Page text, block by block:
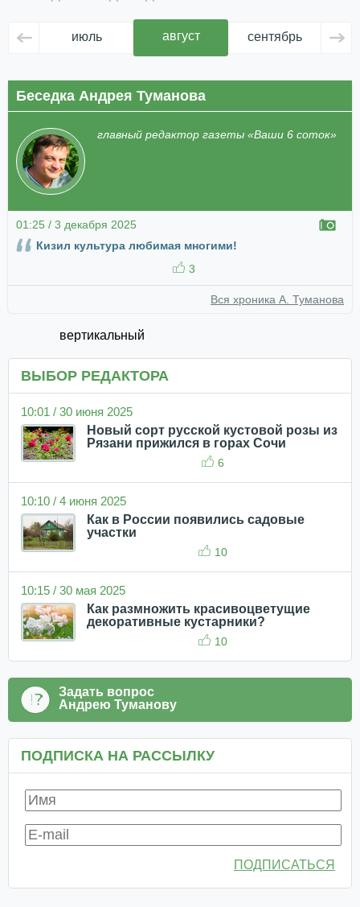
июль август сентябрь
Беседка Андрея Туманова
главный редактор газеты «Ваши 6 соток»
01:25 / 3 декабря 2025
Кизил культура любимая многими!
3
Вся хроника А. Туманова
вертикальный
ВЫБОР РЕДАКТОРА
10:01 / 30 июня 2025
Новый сорт русской кустовой розы из
Рязани прижился в горах Сочи
6
10:10 / 4 июня 2025
Как в России появились садовые
участки
10
10:15 / 30 мая 2025
Как размножить красивоцветущие
декоративные кустарники?
10
Задать вопрос
Андрею Туманову
ПОДПИСКА НА РАССЫЛКУ
ПОДПИСАТЬСЯ